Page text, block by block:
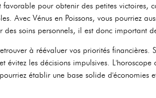
pour obtenir des petites victoires,
Avec Vénus en Poissons, vous pourriez
soins personnels, il est donc important
à réévaluer vos priorités financières.
évitez les décisions impulsives.
établir une base solide d'économies